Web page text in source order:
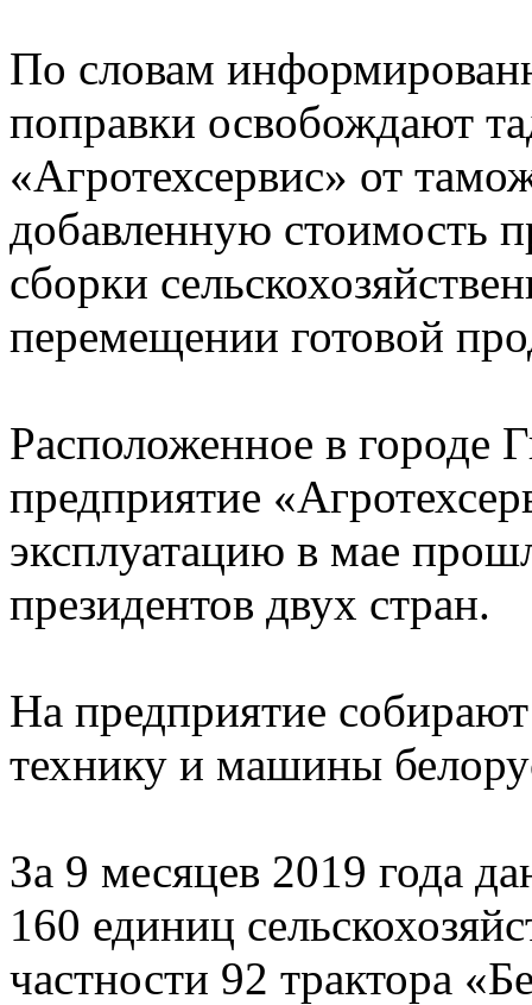
По словам
поправки освобождают
«Агротехсервис» от
добавленную стоимость
сборки
перемещении готовой
Расположенное в городе
предприятие
эксплуатацию в мае
президентов двух стран.
На предприятие
технику и машины
За 9 месяцев 2019 года
160 единиц
частности 92 трактора